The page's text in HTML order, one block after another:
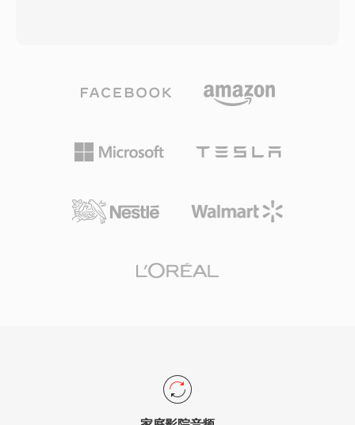
版本DTS-HD Master Audio增加了无损扩展层，
势包括在AV接收器、游戏主机和车载信息娱乐系
统中的广泛硬件支持，以及强大的错误隐藏能力，
绕声内容面向物理媒体或高端流媒体发布的用户，